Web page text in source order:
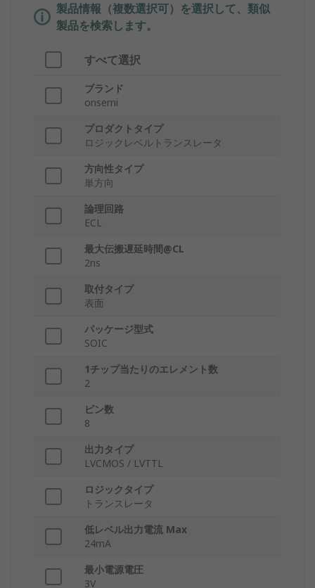
製品情報（複数選択可）を選択して、類似
製品を検索します。
すべて選択
ブランド
onsemi
プロダクトタイプ
ロジックレベルトランスレータ
方向性タイプ
単方向
論理回路
ECL
最大伝搬遅延時間@CL
2ns
取付タイプ
表面
パッケージ型式
SOIC
1チップ当たりのエレメント数
2
ピン数
8
出力タイプ
LVCMOS / LVTTL
ロジックタイプ
トランスレータ
低レベル出力電流 Max
24mA
最小電源電圧
3V